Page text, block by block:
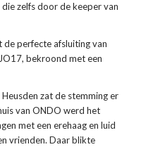
zelfs door de keeper van
perfecte afsluiting van
bekroond met een
zat de stemming er
van ONDO werd het
met een erehaag en luid
vrienden. Daar blikte